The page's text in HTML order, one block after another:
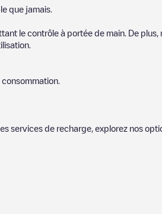
que jamais.
le contrôle à portée de main. De plus,
services de recharge, explorez nos